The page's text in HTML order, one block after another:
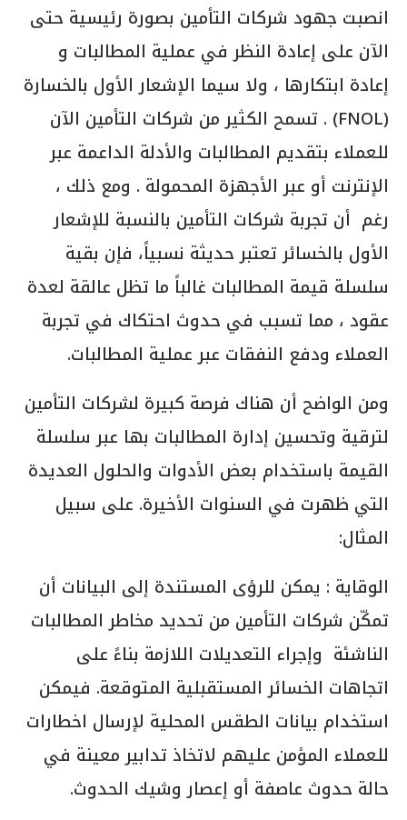
انصبت جهود شركات التأمين بصورة رئيسية حتى
الآن على إعادة النظر في عملية المطالبات و
إعادة ابتكارها ، ولا سيما الإشعار الأول بالخسارة
(FNOL) . تسمح الكثير من شركات التأمين الآن
للعملاء بتقديم المطالبات والأدلة الداعمة عبر
الإنترنت أو عبر الأجهزة المحمولة . ومع ذلك ،
رغم أن تجربة شركات التأمين بالنسبة للإشعار
الأول بالخسائر تعتبر حديثة نسبياً، فإن بقية
سلسلة قيمة المطالبات غالباً ما تظل عالقة لعدة
عقود ، مما تسبب في حدوث احتكاك في تجربة
العملاء ودفع النفقات عبر عملية المطالبات.
ومن الواضح أن هناك فرصة كبيرة لشركات التأمين
لترقية وتحسين إدارة المطالبات بها عبر سلسلة
القيمة باستخدام بعض الأدوات والحلول العديدة
التي ظهرت في السنوات الأخيرة. على سبيل
المثال:
الوقاية : يمكن للرؤى المستندة إلى البيانات أن
تمكّن شركات التأمين من تحديد مخاطر المطالبات
الناشئة وإجراء التعديلات اللازمة بناءً على
اتجاهات الخسائر المستقبلية المتوقعة. فيمكن
استخدام بيانات الطقس المحلية لإرسال اخطارات
للعملاء المؤمن عليهم لاتخاذ تدابير معينة في
حالة حدوث عاصفة أو إعصار وشيك الحدوث.